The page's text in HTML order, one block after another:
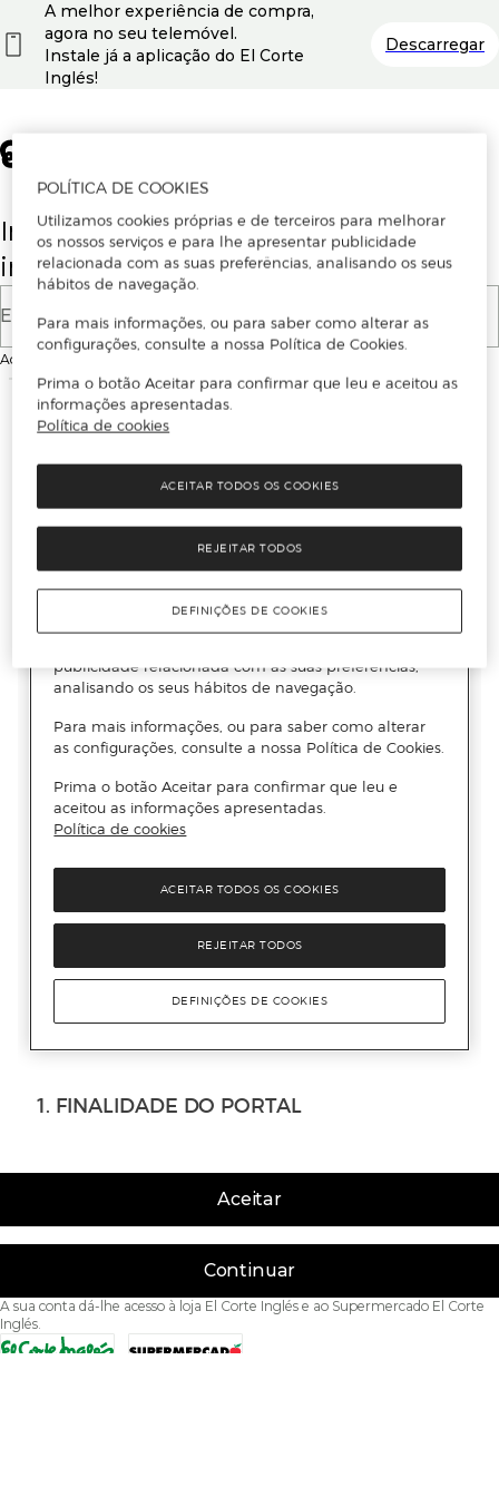
Insira o seu email para se registar ou
iniciar sessão.
E-mail
Ao continuar, aceitas as
Aceitar
Continuar
A sua conta dá-lhe acesso à loja El Corte Inglés e ao Supermercado El Corte
Inglés.
A melhor experiência de compra,
agora no seu telemóvel.
Instale já a aplicação do El Corte
Inglés!
Descarregar
POLÍTICA DE COOKIES
Utilizamos cookies próprias e de terceiros para melhorar
os nossos serviços e para lhe apresentar publicidade
relacionada com as suas preferências, analisando os seus
hábitos de navegação.
Para mais informações, ou para saber como alterar as
configurações, consulte a nossa Política de Cookies.
Prima o botão Aceitar para confirmar que leu e aceitou as
informações apresentadas.
Política de cookies
REJEITAR TODOS
ACEITAR TODOS OS COOKIES
DEFINIÇÕES DE COOKIES